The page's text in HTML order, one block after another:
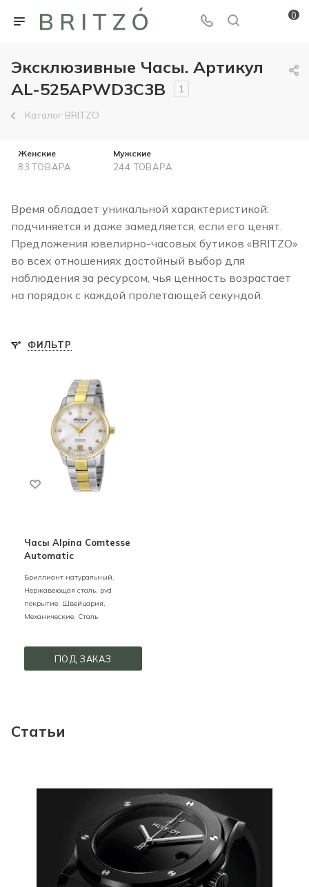
0
Эксклюзивные Часы. Артикул
AL-525APWD3C3B
1
Каталог BRITZO
Женские
83 ТОВАРА
Мужские
244 ТОВАРА
Время обладает уникальной характеристикой:
подчиняется и даже замедляется, если его ценят.
Предложения ювелирно-часовых бутиков «BRITZO»
во всех отношениях достойный выбор для
наблюдения за ресурсом, чья ценность возрастает
на порядок с каждой пролетающей секундой.
ФИЛЬТР
Часы Alpina Comtesse
Automatic
Бриллиант натуральный,
Нержавеющая сталь, pvd
покрытие, Швейцария,
Механические, Сталь
ПОД ЗАКАЗ
Статьи